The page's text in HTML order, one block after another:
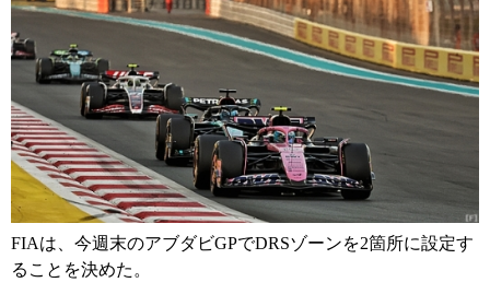
FIAは、今週末のアブダビGPでDRSゾーンを2箇所に設定す
ることを決めた。